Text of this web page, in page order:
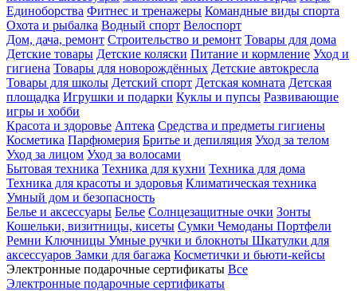
Единоборства Фитнес и тренажеры Командные виды спорта
Охота и рыбалка Водный спорт Велоспорт
Дом, дача, ремонт Строительство и ремонт Товары для дома
Детские товары Детские коляски Питание и кормление Уход и
гигиена Товары для новорождённых Детские автокресла
Товары для школы Детский спорт Детская комната Детская
площадка Игрушки и подарки Куклы и пупсы Развивающие
игры и хобби
Красота и здоровье Аптека Средства и предметы гигиены
Косметика Парфюмерия Бритье и депиляция Уход за телом
Уход за лицом Уход за волосами
Бытовая техника Техника для кухни Техника для дома
Техника для красоты и здоровья Климатическая техника
Умный дом и безопасность
Белье и аксессуары Белье Солнцезащитные очки Зонты
Кошельки, визитницы, кисеты Сумки Чемоданы Портфели
Ремни Ключницы Умные ручки и блокноты Шкатулки для
аксессуаров Замки для багажа Косметички и бьюти-кейсы
Электронные подарочные сертификаты Все
Электронные подарочные сертификаты